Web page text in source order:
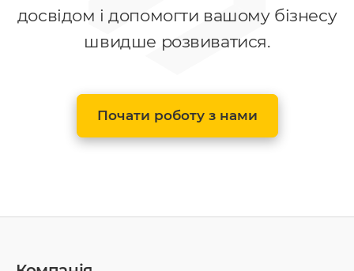
досвідом і допомогти вашому бізнесу
швидше розвиватися.
Почати роботу з нами